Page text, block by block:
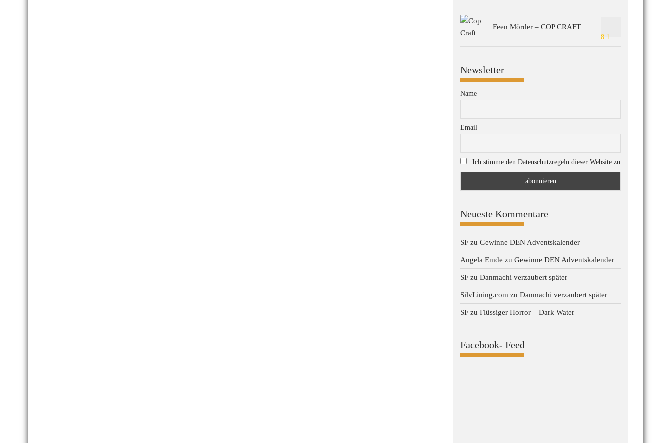
Feen Mörder – COP CRAFT
8.1
Newsletter
Name
Email
Ich stimme den Datenschutzregeln dieser Website zu
Neueste Kommentare
SF zu Gewinne DEN Adventskalender
Angela Emde zu Gewinne DEN Adventskalender
SF zu Danmachi verzaubert später
SilvLining.com zu Danmachi verzaubert später
SF zu Flüssiger Horror – Dark Water
Facebook- Feed